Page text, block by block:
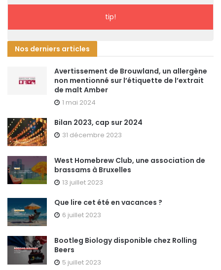
tip!
Nos derniers articles
Avertissement de Brouwland, un allergène
non mentionné sur l’étiquette de l’extrait
de malt Amber
1 mai 2024
Bilan 2023, cap sur 2024
31 décembre 2023
West Homebrew Club, une association de
brassams à Bruxelles
13 juillet 2023
Que lire cet été en vacances ?
6 juillet 2023
Bootleg Biology disponible chez Rolling
Beers
5 juillet 2023